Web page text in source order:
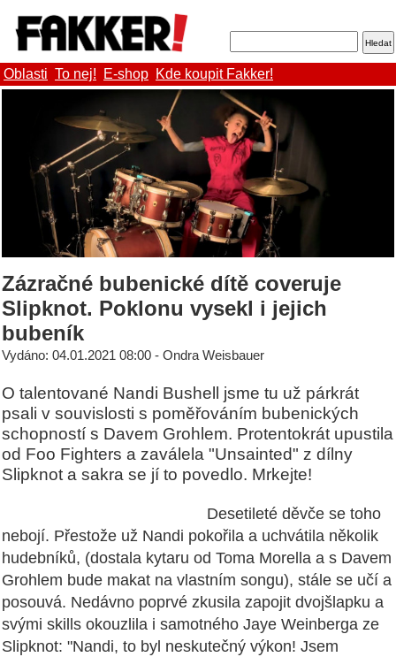
Oblasti To nej! E-shop Kde koupit Fakker!
Zázračné bubenické dítě coveruje
Slipknot. Poklonu vysekl i jejich
bubeník
Vydáno: 04.01.2021 08:00 - Ondra Weisbauer
O talentované Nandi Bushell jsme tu už párkrát
psali v souvislosti s poměřováním bubenických
schopností s Davem Grohlem. Protentokrát upustila
od Foo Fighters a zaválela "Unsainted" z dílny
Slipknot a sakra se jí to povedlo. Mrkejte!
Desetileté děvče se toho
nebojí. Přestože už Nandi pokořila a uchvátila několik
hudebníků, (dostala kytaru od Toma Morella a s Davem
Grohlem bude makat na vlastním songu), stále se učí a
posouvá. Nedávno poprvé zkusila zapojit dvojšlapku a
svými skills okouzlila i samotného Jaye Weinberga ze
Slipknot: "Nandi, to byl neskutečný výkon! Jsem